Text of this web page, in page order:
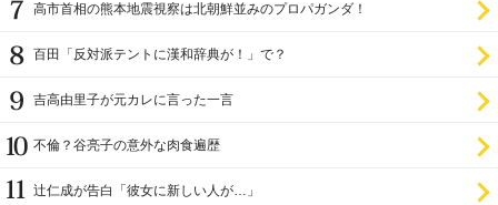
高市首相の熊本地震視察は北朝鮮並みのプロパガンダ！
百田「反対派テントに漢和辞典が！」で？
吉高由里子が元カレに言った一言
不倫？谷亮子の意外な肉食遍歴
辻仁成が告白「彼女に新しい人が…」